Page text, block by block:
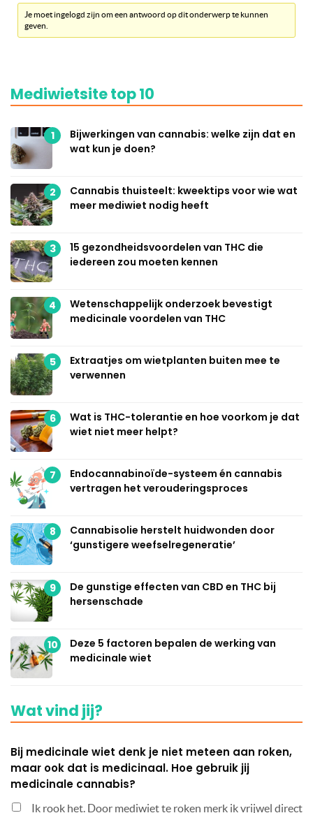
Je moet ingelogd zijn om een antwoord op dit onderwerp te kunnen
geven.
Mediwietsite top 10
1
Bijwerkingen van cannabis: welke zijn dat en
wat kun je doen?
2
Cannabis thuisteelt: kweektips voor wie wat
meer mediwiet nodig heeft
3
15 gezondheidsvoordelen van THC die
iedereen zou moeten kennen
4
Wetenschappelijk onderzoek bevestigt
medicinale voordelen van THC
5
Extraatjes om wietplanten buiten mee te
verwennen
6
Wat is THC-tolerantie en hoe voorkom je dat
wiet niet meer helpt?
7
Endocannabinoïde-systeem én cannabis
vertragen het verouderingsproces
8
Cannabisolie herstelt huidwonden door
‘gunstigere weefselregeneratie’
9
De gunstige effecten van CBD en THC bij
hersenschade
10
Deze 5 factoren bepalen de werking van
medicinale wiet
Wat vind jij?
Bij medicinale wiet denk je niet meteen aan roken,
maar ook dat is medicinaal. Hoe gebruik jij
medicinale cannabis?
Ik rook het. Door mediwiet te roken merk ik vrijwel direct